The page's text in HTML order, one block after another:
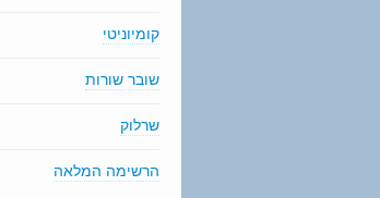
קומיוניטי
שובר שורות
שרלוק
הרשימה המלאה